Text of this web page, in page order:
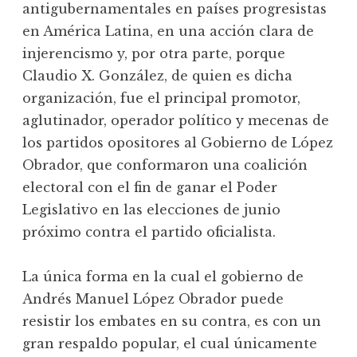
antigubernamentales en países progresistas
en América Latina, en una acción clara de
injerencismo y, por otra parte, porque
Claudio X. González, de quien es dicha
organización, fue el principal promotor,
aglutinador, operador político y mecenas de
los partidos opositores al Gobierno de López
Obrador, que conformaron una coalición
electoral con el fin de ganar el Poder
Legislativo en las elecciones de junio
próximo contra el partido oficialista.
La única forma en la cual el gobierno de
Andrés Manuel López Obrador puede
resistir los embates en su contra, es con un
gran respaldo popular, el cual únicamente